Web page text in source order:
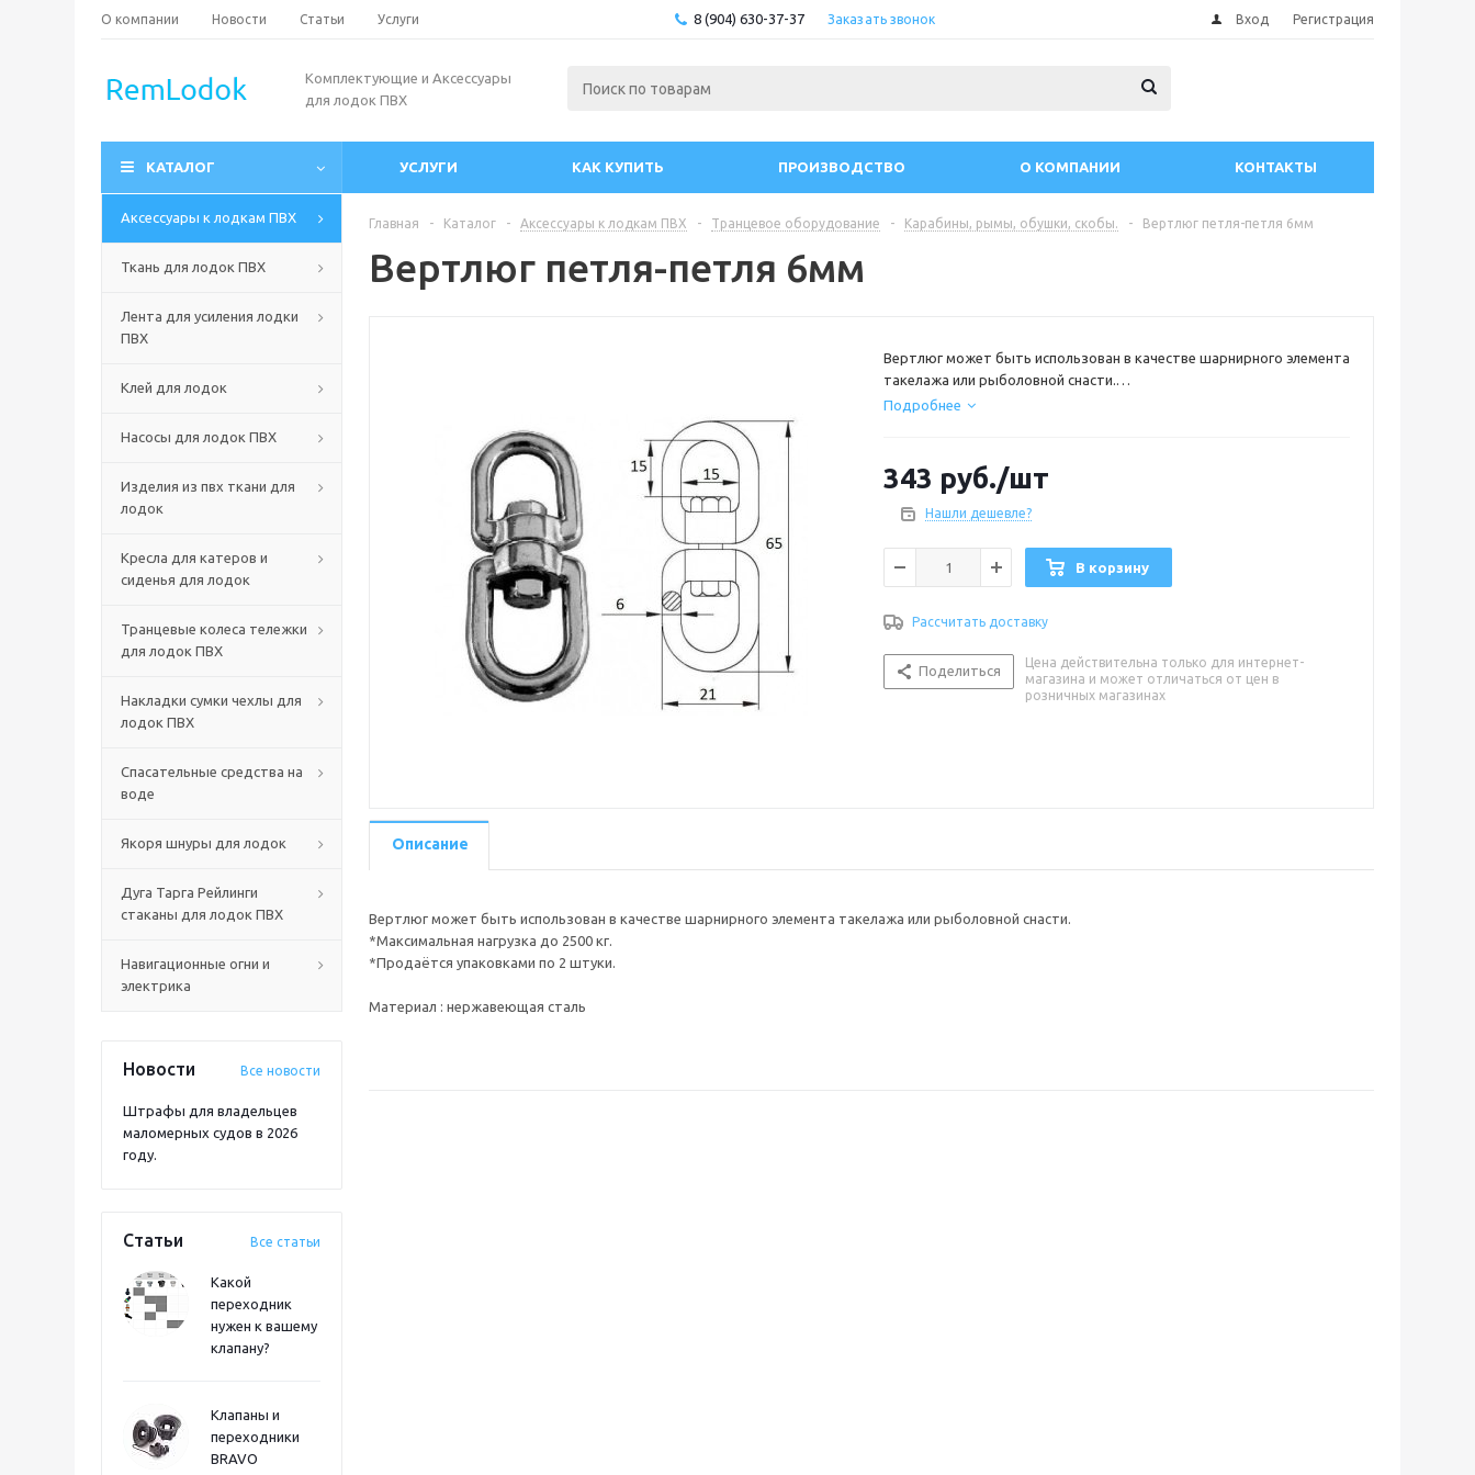
О компании Новости Статьи Услуги 8 (904) 630-37-37 Заказать звонок Вход Регистрация
Комплектующие и Аксессуары
для лодок ПВХ
КАТАЛОГ УСЛУГИ КАК КУПИТЬ ПРОИЗВОДСТВО О КОМПАНИИ КОНТАКТЫ
Аксессуары к лодкам ПВХ
Ткань для лодок ПВХ
Лента для усиления лодки
ПВХ
Клей для лодок
Насосы для лодок ПВХ
Изделия из пвх ткани для
лодок
Кресла для катеров и
сиденья для лодок
Транцевые колеса тележки
для лодок ПВХ
Накладки сумки чехлы для
лодок ПВХ
Спасательные средства на
воде
Якоря шнуры для лодок
Дуга Тарга Рейлинги
стаканы для лодок ПВХ
Навигационные огни и
электрика
Новости Все новости
Штрафы для владельцев
маломерных судов в 2026
году.
Статьи Все статьи
Какой
переходник
нужен к вашему
клапану?
Клапаны и
переходники
BRAVO
Главная - Каталог - Аксессуары к лодкам ПВХ - Транцевое оборудование - Карабины, рымы, обушки, скобы. - Вертлюг петля-петля 6мм
Вертлюг петля-петля 6мм
Вертлюг может быть использован в качестве шарнирного элемента
такелажа или рыболовной снасти.
*Максимальная нагрузка до 2500 кг.
Материал : нержавеющая сталь
Подробнее
343 руб./шт
Нашли дешевле?
В корзину
Рассчитать доставку
Поделиться
Цена действительна только для интернет-
магазина и может отличаться от цен в
розничных магазинах
Описание
Вертлюг может быть использован в качестве шарнирного элемента такелажа или рыболовной снасти.
*Максимальная нагрузка до 2500 кг.
*Продаётся упаковками по 2 штуки.
Материал : нержавеющая сталь